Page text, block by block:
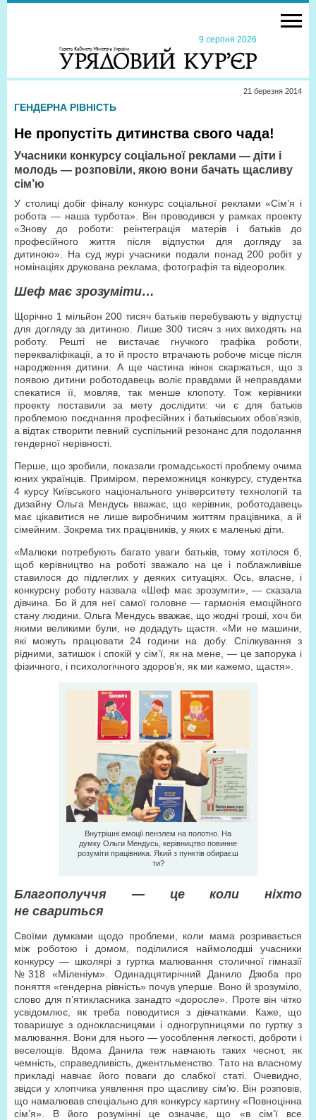
9 серпня 2026
21 березня 2014
ГЕНДЕРНА РІВНІСТЬ
Не пропустіть дитинства свого чада!
Учасники конкурсу соціальної реклами — діти і
молодь — розповіли, якою вони бачать щасливу
сім’ю
У столиці добіг фіналу конкурс соціальної реклами «Сім’я і
робота — наша турбота». Він проводився у рамках проекту
«Знову до роботи: реінтеграція матерів і батьків до
професійного життя після відпустки для догляду за
дитиною». На суд журі учасники подали понад 200 робіт у
номінаціях друкована реклама, фотографія та відеоролик.
Шеф має зрозуміти…
Щорічно 1 мільйон 200 тисяч батьків перебувають у відпустці
для догляду за дитиною. Лише 300 тисяч з них виходять на
роботу. Решті не вистачає гнучкого графіка роботи,
перекваліфікації, а то й просто втрачають робоче місце після
народження дитини. А ще частина жінок скаржаться, що з
появою дитини роботодавець воліє правдами й неправдами
спекатися її, мовляв, так менше клопоту. Тож керівники
проекту поставили за мету дослідити: чи є для батьків
проблемою поєднання професійних і батьківських обов’язків,
а відтак створити певний суспільний резонанс для подолання
гендерної нерівності.
Перше, що зробили, показали громадськості проблему очима
юних українців. Приміром, переможниця конкурсу, студентка
4 курсу Київського національного університету технологій та
дизайну Ольга Мендусь вважає, що керівник, роботодавець
має цікавитися не лише виробничим життям працівника, а й
сімейним. Зокрема тих працівників, у яких є маленькі діти.
«Малюки потребують багато уваги батьків, тому хотілося б,
щоб керівництво на роботі зважало на це і поблажливіше
ставилося до підлеглих у деяких ситуаціях. Ось, власне, і
конкурсну роботу назвала «Шеф має зрозуміти», — сказала
дівчина. Бо й для неї самої головне — гармонія емоційного
стану людини. Ольга Мендусь вважає, що жодні гроші, хоч би
якими великими були, не додадуть щастя. «Ми не машини,
які можуть працювати 24 години на добу. Спілкування з
рідними, затишок і спокій у сім’ї, як на мене, — це запорука і
фізичного, і психологічного здоров’я, як ми кажемо, щастя».
Внутрішні емоції пензлем на полотно. На
думку Ольги Мендусь, керівництво повинне
розуміти працівника. Який з пунктів обираєш
ти?
Благополуччя — це коли ніхто
не свариться
Своїми думками щодо проблеми, коли мама розривається
між роботою і домом, поділилися наймолодші учасники
конкурсу — школярі з гуртка малювання столичної гімназії
№318 «Міленіум». Одинадцятирічний Данило Дзюба про
поняття «гендерна рівність» почув уперше. Воно й зрозуміло,
слово для п’ятикласника занадто «доросле». Проте він чітко
усвідомлює, як треба поводитися з дівчатками. Каже, що
товаришує з однокласницями і одногрупницями по гуртку з
малювання. Вони для нього — уособлення легкості, доброти і
веселощів. Вдома Данила теж навчають таких чеснот, як
чемність, справедливість, джентльменство. Тато на власному
прикладі навчає його поваги до слабкої статі. Очевидно,
звідси у хлопчика уявлення про щасливу сім’ю. Він розповів,
що намалював спеціально для конкурсу картину «Повноцінна
сім’я». В його розумінні це означає, що «в сім’ї все